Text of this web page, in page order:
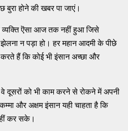
होने की खबर पा जाएं।
व्यक्ति ऎसा आज तक नहीं हुआ जिसे
झेलना न पड़ा हो। हर महान आदमी के पीछे
हैं कि कोई भी इंसान अच्छा और
को भी काम करने से रोकने में अपनी
और अक्षम इंसान यही चाहता है कि
कर सके।